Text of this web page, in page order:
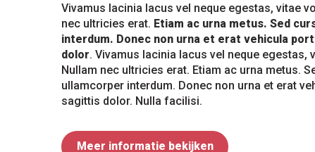
Vivamus lacinia lacus vel neque egestas, vitae
nec ultricies erat. Etiam ac urna metus. Sed
interdum. Donec non urna et erat vehicula
dolor. Vivamus lacinia lacus vel neque egestas,
Nullam nec ultricies erat. Etiam ac urna metus.
ullamcorper interdum. Donec non urna et erat
sagittis dolor. Nulla facilisi.
Meer informatie bekijken